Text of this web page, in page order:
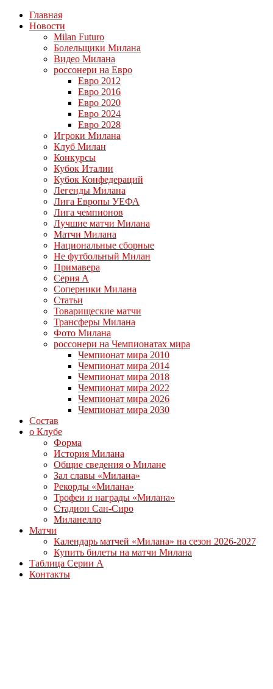
Главная
Новости
Milan Futuro
Болельщики Милана
Видео Милана
россонери на Евро
Евро 2012
Евро 2016
Евро 2020
Евро 2024
Евро 2028
Игроки Милана
Клуб Милан
Конкурсы
Кубок Италии
Кубок Конфедераций
Легенды Милана
Лига Европы УЕФА
Лига чемпионов
Лучшие матчи Милана
Матчи Милана
Национальные сборные
Не футбольный Милан
Примавера
Серия А
Соперники Милана
Статьи
Товарищеские матчи
Трансферы Милана
Фото Милана
россонери на Чемпионатах мира
Чемпионат мира 2010
Чемпионат мира 2014
Чемпионат мира 2018
Чемпионат мира 2022
Чемпионат мира 2026
Чемпионат мира 2030
Состав
о Клубе
Форма
История Милана
Общие сведения о Милане
Зал славы «Милана»
Рекорды «Милана»
Трофеи и награды «Милана»
Стадион Сан-Сиро
Миланелло
Матчи
Календарь матчей «Милана» на сезон 2026-2027
Купить билеты на матчи Милана
Таблица Серии А
Контакты